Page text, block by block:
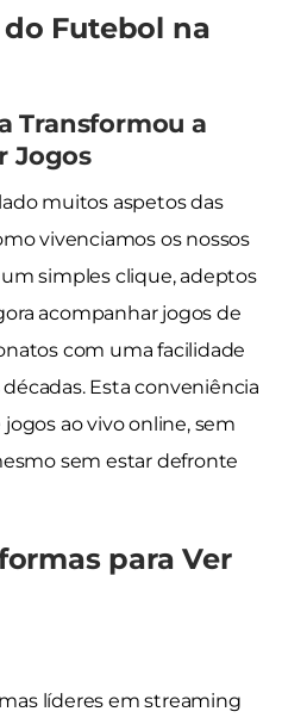
Futebol na
Transformou a
Jogos
muitos aspetos das
vivenciamos os nossos
simples clique, adeptos
acompanhar jogos de
com uma facilidade
Esta conveniência
ao vivo online, sem
sem estar defronte
para Ver
líderes em streaming